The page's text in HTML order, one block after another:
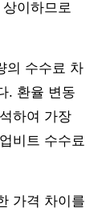
이하므로
의 수수료 차
. 환율 변동
하여 가장
비트 수수료
가격 차이를